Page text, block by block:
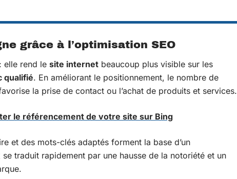
grâce à l’optimisation SEO
elle rend le site internet beaucoup plus visible sur les
qualifié. En améliorant le positionnement, le nombre de
la prise de contact ou l’achat de produits et services.
le référencement de votre site sur Bing
et des mots-clés adaptés forment la base d’un
traduit rapidement par une hausse de la notoriété et un